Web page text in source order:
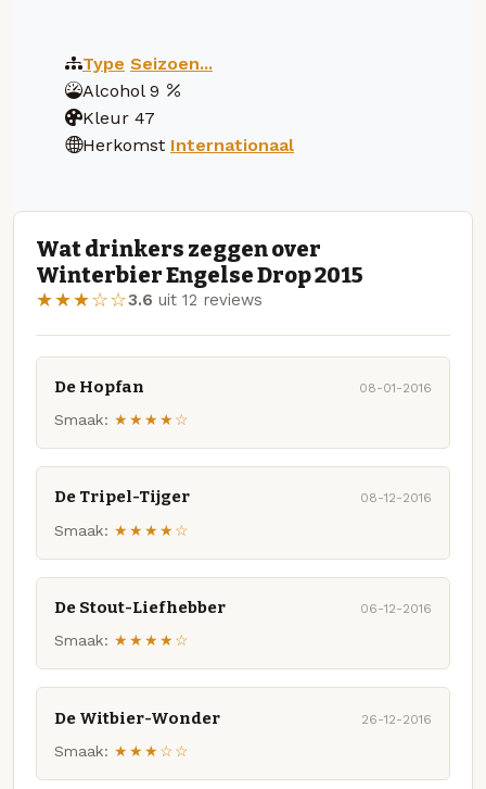
Type Seizoen...
Alcohol 9
Kleur 47
Herkomst Internationaal
Wat drinkers zeggen over
Winterbier Engelse Drop 2015
★★★☆☆3.6 uit 12 reviews
De Hopfan 08-01-2016
Smaak: ★★★★☆
De Tripel-Tijger 08-12-2016
Smaak: ★★★★☆
De Stout-Liefhebber 06-12-2016
Smaak: ★★★★☆
De Witbier-Wonder 26-12-2016
Smaak: ★★★☆☆